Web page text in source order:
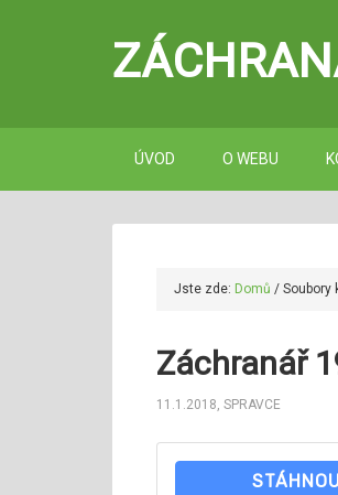
ÚVOD O WEBU
Jste zde: Domů / Soubory
Záchranář
11.1.2018, SPRAVCE